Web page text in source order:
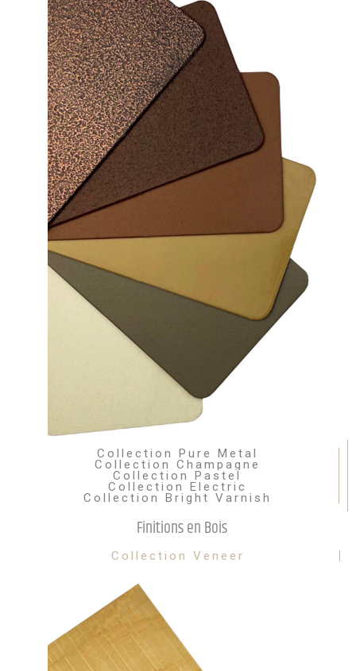
Collection Pure Metal
Collection Champagne
Collection Pastel
Collection Electric
Collection Bright Varnish
Finitions en Bois
Collection Veneer